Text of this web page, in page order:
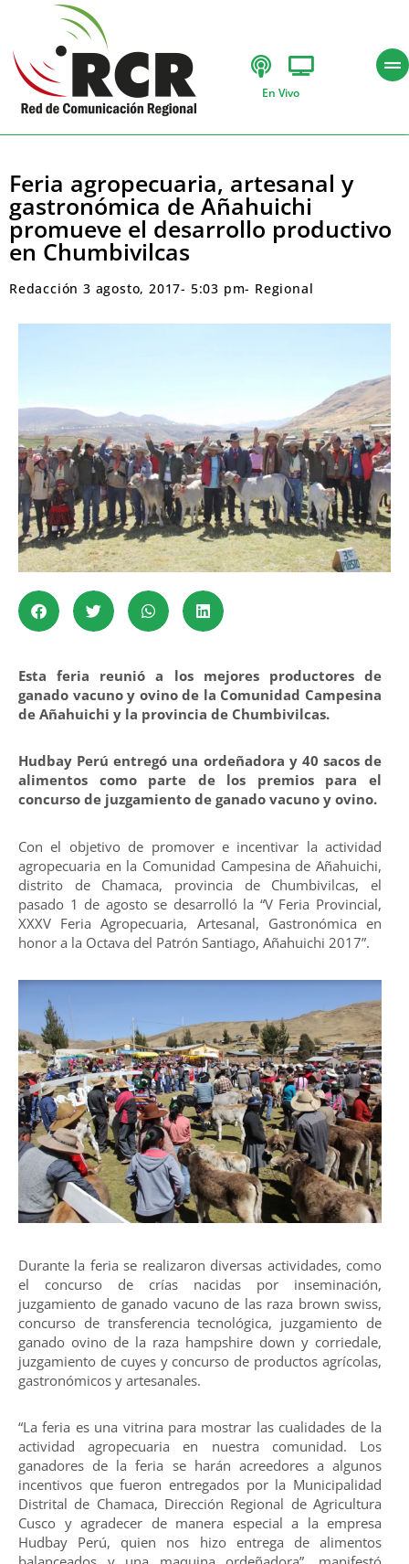
En Vivo
Feria agropecuaria, artesanal y
gastronómica de Añahuichi
promueve el desarrollo productivo
en Chumbivilcas
Redacción 3 agosto, 2017- 5:03 pm- Regional
Esta feria reunió a los mejores productores de
ganado vacuno y ovino de la Comunidad Campesina
de Añahuichi y la provincia de Chumbivilcas.
Hudbay Perú entregó una ordeñadora y 40 sacos de
alimentos como parte de los premios para el
concurso de juzgamiento de ganado vacuno y ovino.
Con el objetivo de promover e incentivar la actividad
agropecuaria en la Comunidad Campesina de Añahuichi,
distrito de Chamaca, provincia de Chumbivilcas, el
pasado 1 de agosto se desarrolló la “V Feria Provincial,
XXXV Feria Agropecuaria, Artesanal, Gastronómica en
honor a la Octava del Patrón Santiago, Añahuichi 2017”.
Durante la feria se realizaron diversas actividades, como
el concurso de crías nacidas por inseminación,
juzgamiento de ganado vacuno de las raza brown swiss,
concurso de transferencia tecnológica, juzgamiento de
ganado ovino de la raza hampshire down y corriedale,
juzgamiento de cuyes y concurso de productos agrícolas,
gastronómicos y artesanales.
“La feria es una vitrina para mostrar las cualidades de la
actividad agropecuaria en nuestra comunidad. Los
ganadores de la feria se harán acreedores a algunos
incentivos que fueron entregados por la Municipalidad
Distrital de Chamaca, Dirección Regional de Agricultura
Cusco y agradecer de manera especial a la empresa
Hudbay Perú, quien nos hizo entrega de alimentos